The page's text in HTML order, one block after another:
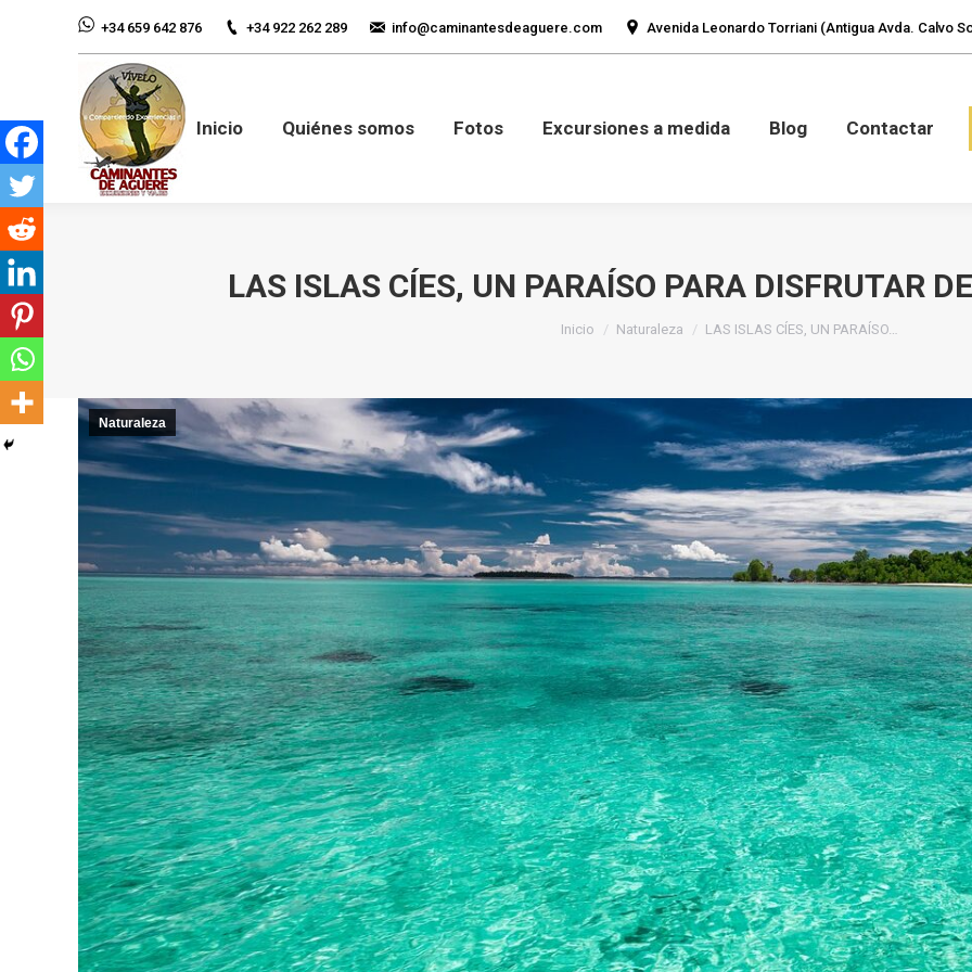
+34 659 642 876 +34 922 262 289 info@caminantesdeaguere.com Avenida Leonardo Torriani (Antigua Avda. Calvo
Inicio Quiénes somos Fotos Excursiones a medida Blog Contactar
LAS ISLAS CÍES, UN PARAÍSO PARA DISFRUTAR
Estás aquí:
Inicio Naturaleza LAS ISLAS CÍES, UN PARAÍSO…
Naturaleza